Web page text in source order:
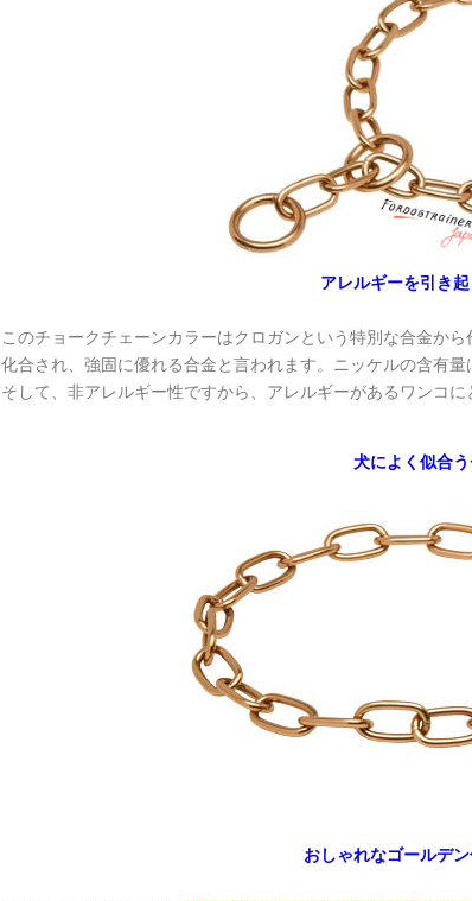
アレルギーを引き
このチョークチェーンカラーはクロガンという特別な合金か
化合され、強固に優れる合金と言われます。ニッケルの含有
そして、非アレルギー性ですから、アレルギーがあるワンコに
犬によく似合
おしゃれなゴールデ